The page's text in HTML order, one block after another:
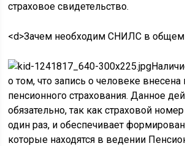
страховое свидетельство.
<d>Зачем необходим СНИЛС в общем
о том, что запись о человеке внесена
пенсионного страхования. Данное
обязательно, так как страховой
один раз, и обеспечивает
которые находятся в ведении